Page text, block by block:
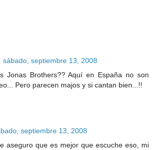
sábado, septiembre 13, 2008
Jonas Brothers?? Aquí en España no son
Pero parecen majos y si cantan bien...!!
septiembre 13, 2008
aseguro que es mejor que escuche eso, mi